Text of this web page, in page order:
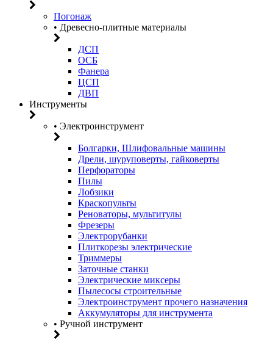
Погонаж
• Древесно-плитные материалы
ДСП
ОСБ
Фанера
ЦСП
ДВП
Инструменты
• Электроинструмент
Болгарки, Шлифовальные машины
Дрели, шуруповерты, гайковерты
Перфораторы
Пилы
Лобзики
Краскопульты
Реноваторы, мультитулы
Фрезеры
Электрорубанки
Плиткорезы электрические
Триммеры
Заточные станки
Электрические миксеры
Пылесосы строительные
Электроинструмент прочего назначения
Аккумуляторы для инструмента
• Ручной инструмент